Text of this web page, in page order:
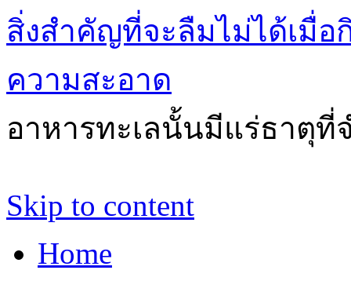
สิ่งสำคัญที่จะลืมไม่ได้เมื่อ
ความสะอาด
อาหารทะเลนั้นมีแร่ธาตุ
Skip to content
Home